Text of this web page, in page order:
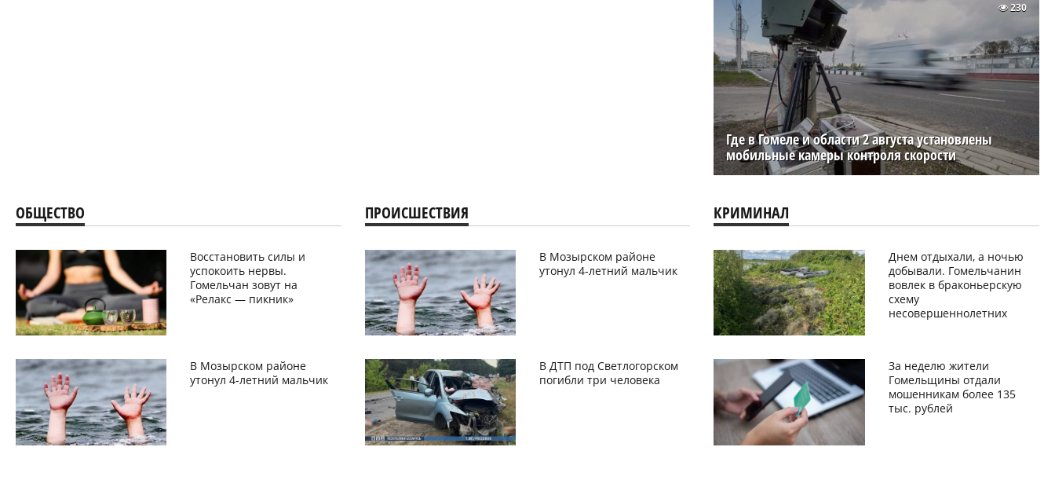
Где в Гомеле и области 2 августа установлены
мобильные камеры контроля скорости
230
ОБЩЕСТВО
Восстановить силы и
успокоить нервы.
Гомельчан зовут на
«Релакс — пикник»
В Мозырском районе
утонул 4-летний мальчик
ПРОИСШЕСТВИЯ
В Мозырском районе
утонул 4-летний мальчик
В ДТП под Светлогорском
погибли три человека
КРИМИНАЛ
Днем отдыхали, а ночью
добывали. Гомельчанин
вовлек в браконьерскую
схему
несовершеннолетних
За неделю жители
Гомельщины отдали
мошенникам более 135
тыс. рублей